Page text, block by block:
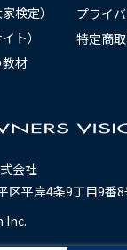
会社
区平岸4条9丁目9番8
Inc.
検定）
ト）
材
プライ
特定商